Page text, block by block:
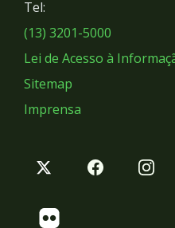
Sociais
Tel:
(13) 3201-5000
Lei de Acesso à
Sitemap
Imprensa